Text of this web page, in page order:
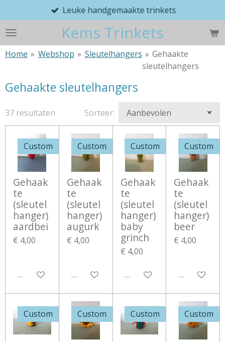
direct
naar
de
hoofdinhoud
Kems Trinkets
Leuke handgemaakte trinkets
Home » Webshop » Sleutelhangers » Gehaakte
sleutelhangers
Gehaakte sleutelhangers
37 resultaten Sorteer:
Custom
Gehaak
te
(sleutel
hanger)
aardbei
€ 4,00
Bekijk details
Custom
Gehaak
te
(sleutel
hanger)
augurk
€ 4,00
Bekijk details
Custom
Gehaak
te
(sleutel
hanger)
baby
grinch
€ 4,00
Bekijk details
Custom
Gehaak
te
(sleutel
hanger)
beer
€ 4,00
Bekijk
Custom Custom Custom Custom